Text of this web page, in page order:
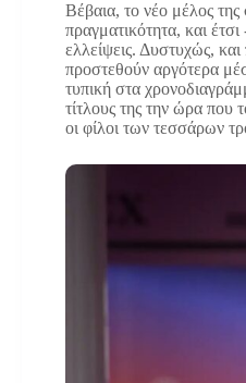
Βέβαια, το νέο μέλος της
πραγματικότητα, και
ελλείψεις. Δυστυχώς, και
προστεθούν αργότερα
τυπική στα
τίτλους της την ώρα που
οι φίλοι των τεσσάρων